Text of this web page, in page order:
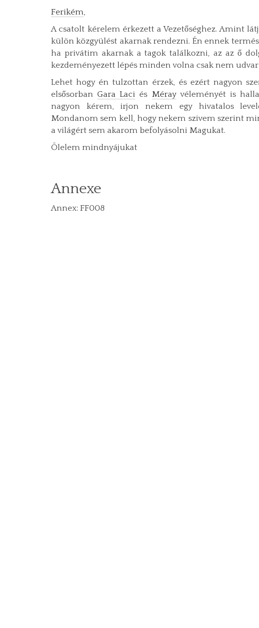
Ferikém,
A csatolt kérelem érkezett a Vezetőséghez. Amint
külön közgyülést akarnak rendezni. Én ennek
ha privátim akarnak a tagok találkozni, az az ő
kezdeményezett lépés minden volna csak nem
Lehet hogy én tulzottan érzek, és ezért nagyon
elsősorbanGara Laci és Mérayvéleményét is
nagyon kérem, irjon nekem egy hivatalos
Mondanom sem kell, hogy nekem szivem szerint
a világért sem akarom befolyásolni Magukat.
Ölelem mindnyájukat
Annexe
Annex: FF008